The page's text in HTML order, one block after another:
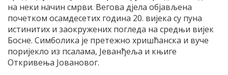
на неки начин смрви. Вегова дјела објављена
почетком осамдесетих година 20. вијека су пуна
истинитих и заокружених погледа на средњи вијек
Босне. Симболика је претежно хришћанска и вуче
поријекло из псалама, Јеванђеља и књиге
Откривења Јовановог.